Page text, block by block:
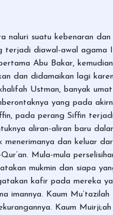
naluri suatu kebenaran
terjadi diawal-awal
Abu Bakar,
dan didamaikan lagi
Ustman, banyak
yang pada
pada perang Siffin
aliran-aliran baru
menerimanya dan keluar
Qur’an. Mula-mula
mukmin dan siapa
kafir pada mereka
imannya. Kaum
Kaum